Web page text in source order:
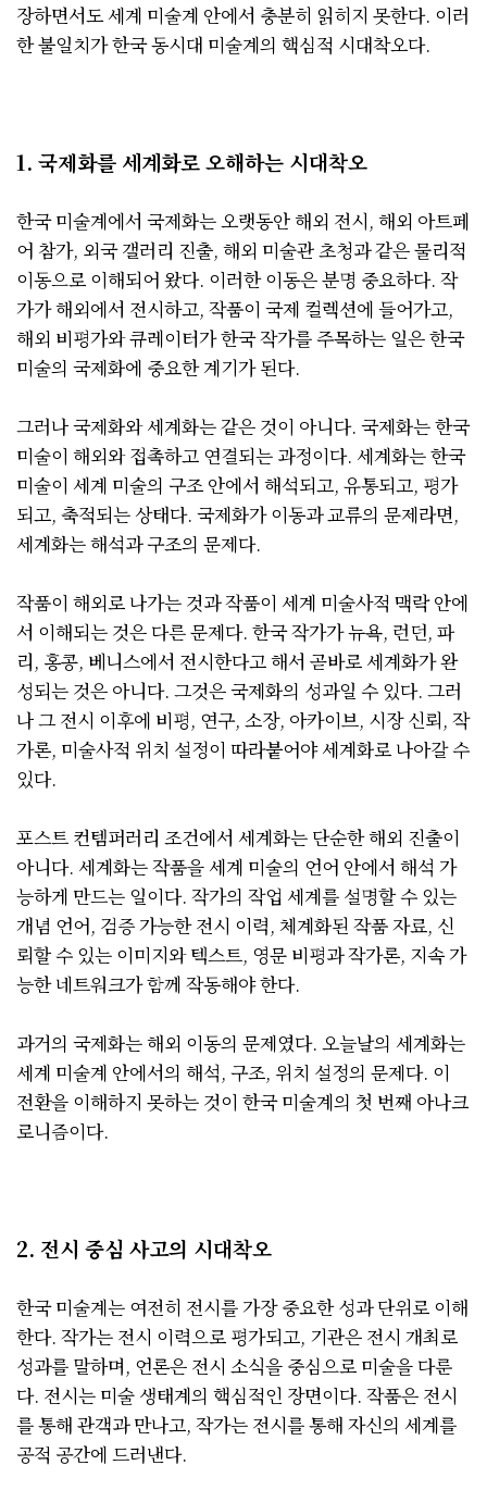
장하면서도 세계 미술계 안에서 충분히 읽히지 못한다. 이러
한 불일치가 한국 동시대 미술계의 핵심적 시대착오다.
1. 국제화를 세계화로 오해하는 시대착오
한국 미술계에서 국제화는 오랫동안 해외 전시, 해외 아트페
어 참가, 외국 갤러리 진출, 해외 미술관 초청과 같은 물리적
이동으로 이해되어 왔다. 이러한 이동은 분명 중요하다. 작
가가 해외에서 전시하고, 작품이 국제 컬렉션에 들어가고,
해외 비평가와 큐레이터가 한국 작가를 주목하는 일은 한국
미술의 국제화에 중요한 계기가 된다.
그러나 국제화와 세계화는 같은 것이 아니다. 국제화는 한국
미술이 해외와 접촉하고 연결되는 과정이다. 세계화는 한국
미술이 세계 미술의 구조 안에서 해석되고, 유통되고, 평가
되고, 축적되는 상태다. 국제화가 이동과 교류의 문제라면,
세계화는 해석과 구조의 문제다.
작품이 해외로 나가는 것과 작품이 세계 미술사적 맥락 안에
서 이해되는 것은 다른 문제다. 한국 작가가 뉴욕, 런던, 파
리, 홍콩, 베니스에서 전시한다고 해서 곧바로 세계화가 완
성되는 것은 아니다. 그것은 국제화의 성과일 수 있다. 그러
나 그 전시 이후에 비평, 연구, 소장, 아카이브, 시장 신뢰, 작
가론, 미술사적 위치 설정이 따라붙어야 세계화로 나아갈 수
있다.
포스트 컨템퍼러리 조건에서 세계화는 단순한 해외 진출이
아니다. 세계화는 작품을 세계 미술의 언어 안에서 해석 가
능하게 만드는 일이다. 작가의 작업 세계를 설명할 수 있는
개념 언어, 검증 가능한 전시 이력, 체계화된 작품 자료, 신
뢰할 수 있는 이미지와 텍스트, 영문 비평과 작가론, 지속 가
능한 네트워크가 함께 작동해야 한다.
과거의 국제화는 해외 이동의 문제였다. 오늘날의 세계화는
세계 미술계 안에서의 해석, 구조, 위치 설정의 문제다. 이
전환을 이해하지 못하는 것이 한국 미술계의 첫 번째 아나크
로니즘이다.
2. 전시 중심 사고의 시대착오
한국 미술계는 여전히 전시를 가장 중요한 성과 단위로 이해
한다. 작가는 전시 이력으로 평가되고, 기관은 전시 개최로
성과를 말하며, 언론은 전시 소식을 중심으로 미술을 다룬
다. 전시는 미술 생태계의 핵심적인 장면이다. 작품은 전시
를 통해 관객과 만나고, 작가는 전시를 통해 자신의 세계를
공적 공간에 드러낸다.